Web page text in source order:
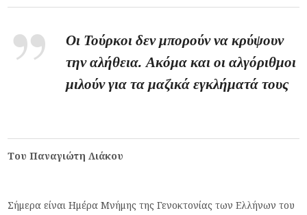
Οι Τούρκοι δεν μπορούν να κρύψουν
την αλήθεια. Ακόμα και οι αλγόριθμοι
μιλούν για τα μαζικά εγκλήματά τους
Του Παναγιώτη Λιάκου
Σήμερα είναι Ημέρα Μνήμης της Γενοκτονίας των Ελλήνων του